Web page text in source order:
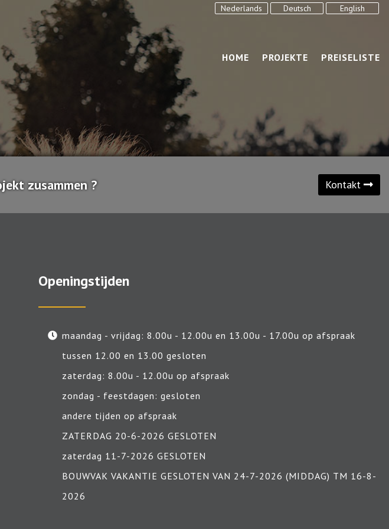
Nederlands Deutsch English
HOME PROJEKTE PREISELISTE
zusammen ? Kontakt
Openingstijden
maandag - vrijdag: 8.00u - 12.00u en 13.00u - 17.00u op afspraak
tussen 12.00 en 13.00 gesloten
zaterdag: 8.00u - 12.00u op afspraak
zondag - feestdagen: gesloten
andere tijden op afspraak
ZATERDAG 20-6-2026 GESLOTEN
zaterdag 11-7-2026 GESLOTEN
BOUWVAK VAKANTIE GESLOTEN VAN 24-7-2026 (MIDDAG) TM 16-8-
2026